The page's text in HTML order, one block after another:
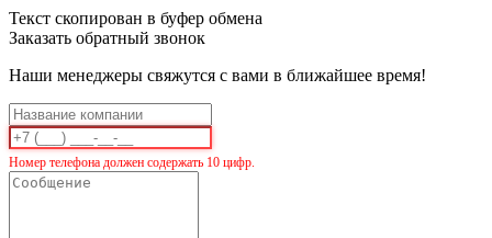
Текст скопирован в буфер обмена
Заказать обратный звонок
Наши менеджеры свяжутся с вами в ближайшее время!
Номер телефона должен содержать 10 цифр.